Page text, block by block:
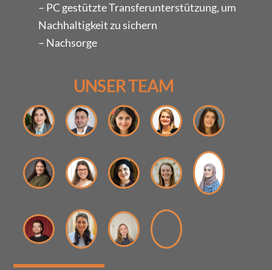
– PC gestützte Transferunterstützung, um
Nachhaltigkeit zu sichern
– Nachsorge
UNSER TEAM